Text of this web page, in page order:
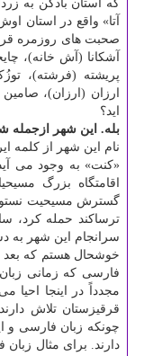
که استان بادکن به
آتا» واقع در استان
صحبت های روزمره
آشکانا (آش خانه)،
پریشته (فرشته)،
ارزان (ارزان)،
اید؟
بله. این شهر ازجمله
نام این شهر از کلمه
«کنت» به وجود می
اقامتگاه بزرگ
گسترش مسیحیت
سرانجام این شهر به
خوشحال هستم که بعد
فارسی که زمانی
مجدداً در اینجا احیا
قرقیزستان تلاش
چونکه زبان فارسی و